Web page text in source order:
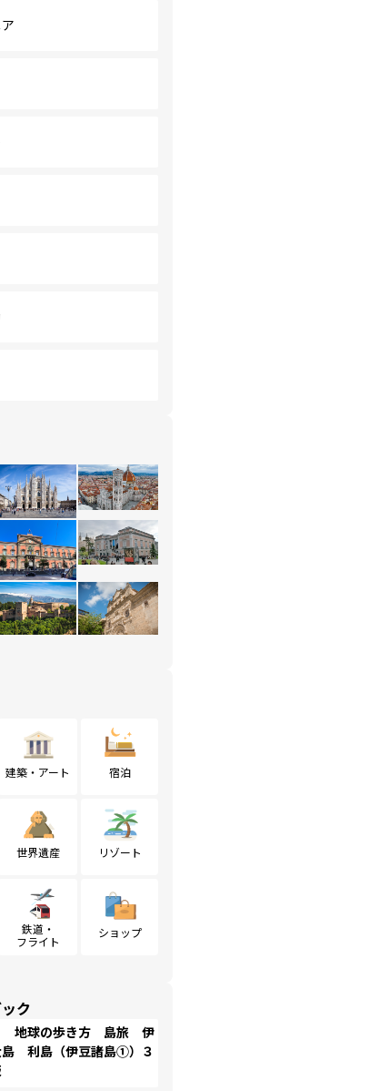
建築・アート 宿泊
世界遺産 リゾート
鉄道・
フライト
ショップ
ク
地球の歩き方 島旅 伊
島 利島（伊豆諸島①）３